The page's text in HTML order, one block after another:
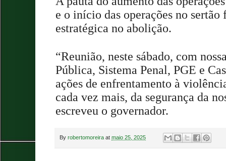
e o início das operações no
estratégica no abolição.
“Reunião, neste sábado, com
Pública, Sistema Penal, PGE e
ações de enfrentamento à
cada vez mais, da segurança da
escreveu o governador.
By robertomoreira at maio 25, 2025